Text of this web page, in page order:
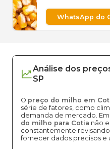
WhatsApp do
Análise dos
SP
O preço do milho em
série de fatores, como
demanda de mercado.
do milho para Cotia não
constantemente
fornecer dados precisos e